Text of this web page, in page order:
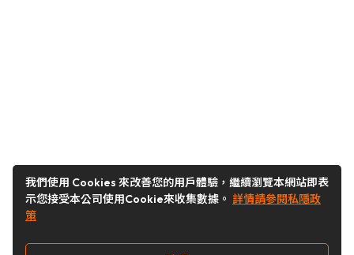
我們使用 Cookies 來改善您的用戶體驗，繼續瀏覽本網站即表
示您接受本公司使用Cookie來收集數據。 詳情請參閱私隱政
策